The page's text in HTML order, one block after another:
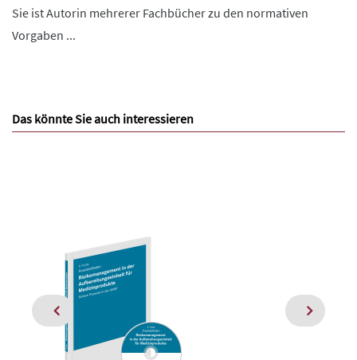
Sie ist Autorin mehrerer Fachbücher zu den normativen
Vorgaben ...
Das könnte Sie auch interessieren